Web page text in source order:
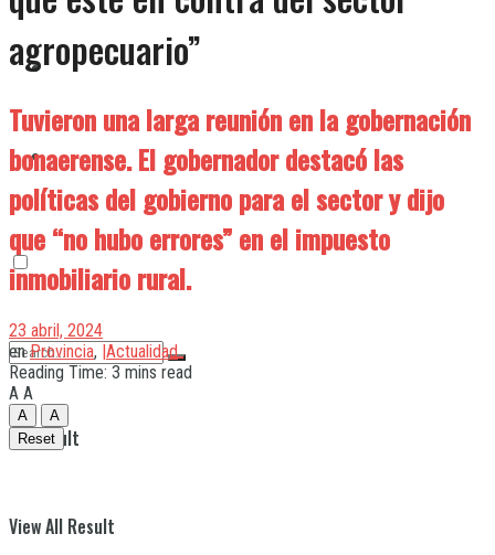
Quilmes
Varela
No Result
View All Result
agropecuario”
Tuvieron una larga reunión en la gobernación
bonaerense. El gobernador destacó las
políticas del gobierno para el sector y dijo
que “no hubo errores” en el impuesto
inmobiliario rural.
23 abril, 2024
en Provincia, |Actualidad
Reading Time: 3 mins read
A A
A
A
Reset